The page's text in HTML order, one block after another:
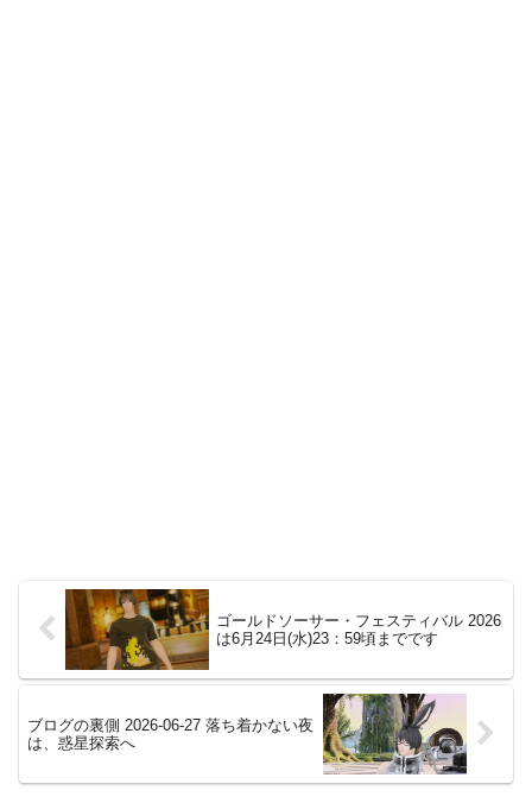
ゴールドソーサー・フェスティバル 2026
は6月24日(水)23：59頃までです
ブログの裏側 2026-06-27 落ち着かない夜
は、惑星探索へ